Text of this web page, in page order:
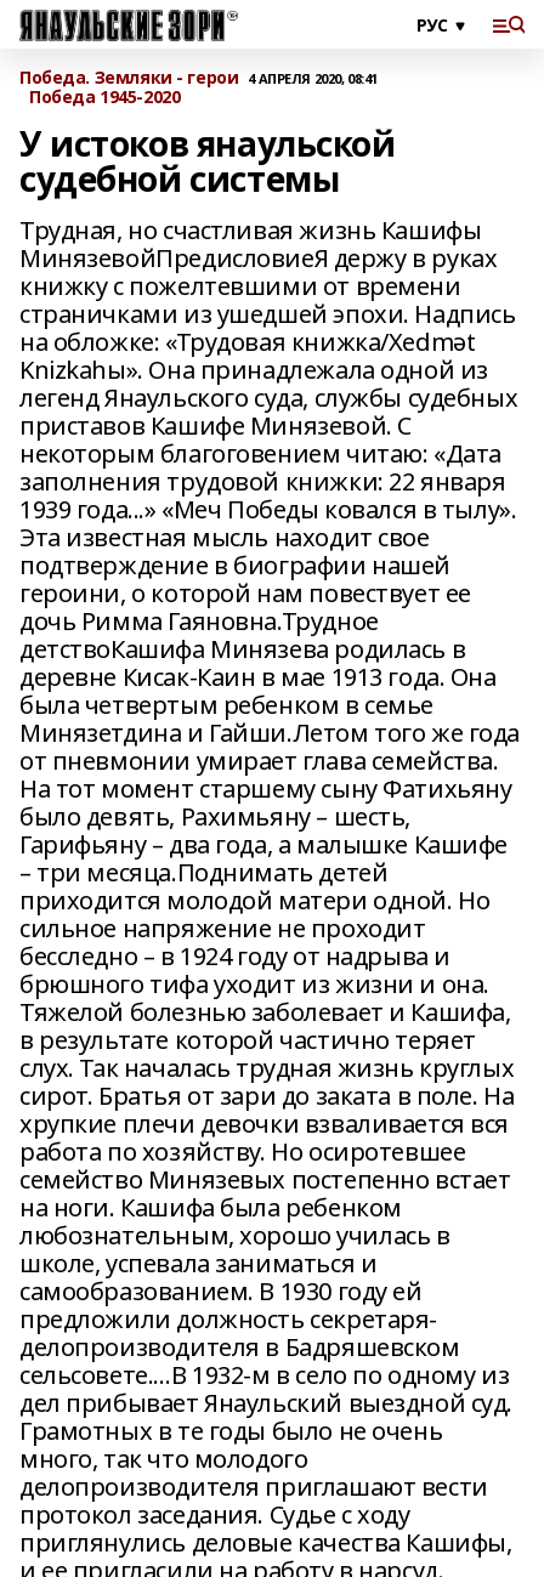
Победа. Земляки - герои 4 АПРЕЛЯ 2020, 08:41
Победа 1945-2020
У истоков янаульской
судебной системы
Трудная, но счастливая жизнь Кашифы
МинязевойПредисловиеЯ держу в руках
книжку с пожелтевшими от времени
страничками из ушедшей эпохи. Надпись
на обложке: «Трудовая книжка/Xedmәt
Knizkahы». Она принадлежала одной из
легенд Янаульского суда, службы судебных
приставов Кашифе Минязевой. С
некоторым благоговением читаю: «Дата
заполнения трудовой книжки: 22 января
1939 года...» «Меч Победы ковался в тылу».
Эта известная мысль находит свое
подтверждение в биографии нашей
героини, о которой нам повествует ее
дочь Римма Гаяновна.Трудное
детствоКашифа Минязева родилась в
деревне Кисак-Каин в мае 1913 года. Она
была четвертым ребенком в семье
Минязетдина и Гайши.Летом того же года
от пневмонии умирает глава семейства.
На тот момент старшему сыну Фатихьяну
было девять, Рахимьяну – шесть,
Гарифьяну – два года, а малышке Кашифе
– три месяца.Поднимать детей
приходится молодой матери одной. Но
сильное напряжение не проходит
бесследно – в 1924 году от надрыва и
брюшного тифа уходит из жизни и она.
Тяжелой болезнью заболевает и Кашифа,
в результате которой частично теряет
слух. Так началась трудная жизнь круглых
сирот. Братья от зари до заката в поле. На
хрупкие плечи девочки взваливается вся
работа по хозяйству. Но осиротевшее
семейство Минязевых постепенно встает
на ноги. Кашифа была ребенком
любознательным, хорошо училась в
школе, успевала заниматься и
самообразованием. В 1930 году ей
предложили должность секретаря-
делопроизводителя в Бадряшевском
сельсовете.…В 1932-м в село по одному из
дел прибывает Янаульский выездной суд.
Грамотных в те годы было не очень
много, так что молодого
делопроизводителя приглашают вести
протокол заседания. Судье с ходу
приглянулись деловые качества Кашифы,
и ее пригласили на работу в нарсуд.